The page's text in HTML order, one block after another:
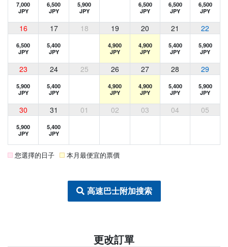
7,000
JPY
6,500
JPY
5,900
JPY
6,500
JPY
6,500
JPY
6,500
JPY
16 17 18 19 20 21 22
6,500
JPY
5,400
JPY
4,900
JPY
4,900
JPY
5,400
JPY
5,900
JPY
23 24 25 26 27 28 29
5,900
JPY
5,400
JPY
4,900
JPY
4,900
JPY
5,400
JPY
5,900
JPY
30 31 01 02 03 04 05
5,900
JPY
5,400
JPY
您選擇的日子 本月最便宜的票價
高速巴士附加搜索
更改訂單